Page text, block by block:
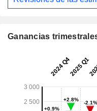
Ganancias